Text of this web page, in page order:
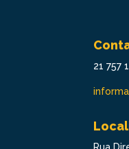
21 757
Rua